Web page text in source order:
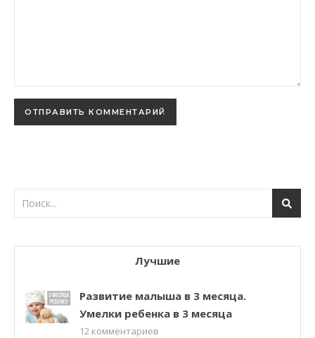
Лучшие
Развитие малыша в 3 месяца.
Умелки ребенка в 3 месяца
12 комментариев